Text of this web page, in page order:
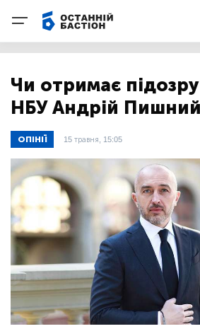
Чи отримає
НБУ Андрій Пишний
ОПІНІЇ 15 травня, 15:05